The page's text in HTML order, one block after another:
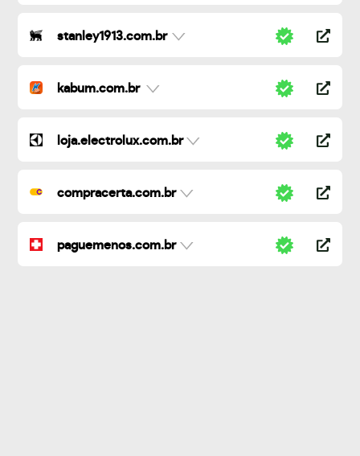
stanley1913.com.br
kabum.com.br
loja.electrolux.com.br
compracerta.com.br
paguemenos.com.br